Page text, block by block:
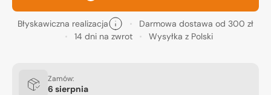
Błyskawiczna realizacja
Darmowa dostawa od 300 zł
14 dni na zwrot
Wysyłka z Polski
Zamów:
6 sierpnia